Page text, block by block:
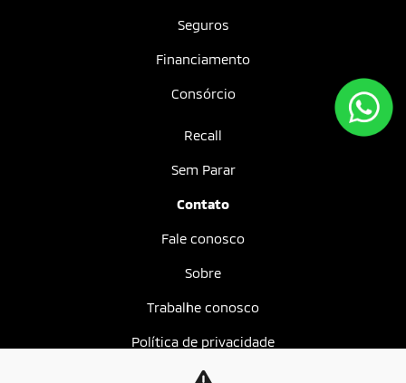
Seguros
Financiamento
Consórcio
Recall
Sem Parar
Contato
Fale conosco
Sobre
Trabalhe conosco
Política de privacidade
Mundo MIT